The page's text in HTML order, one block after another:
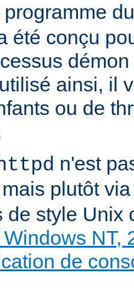
programme
été conçu
ainsi, il
ou de
n'est
plutôt
de style Unix
NT,
de